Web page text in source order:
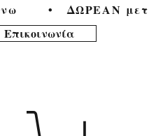
άνω        •
Επικοινωνία